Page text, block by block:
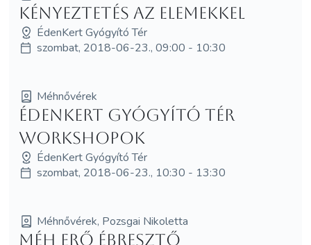
Kényeztetés az elemekkel
ÉdenKert Gyógyító Tér
szombat, 2018-06-23., 09:00 - 10:30
Méhnővérek
ÉdenKert Gyógyító Tér
workshopok
ÉdenKert Gyógyító Tér
szombat, 2018-06-23., 10:30 - 13:30
Méhnővérek, Pozsgai Nikoletta
Méh Erő Ébresztő